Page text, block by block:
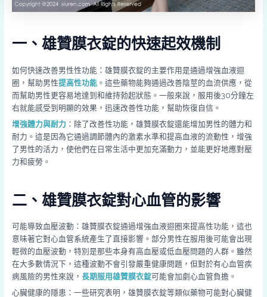
一、雄贊膜衣錠的快速起效機制
如何快速改善男性性功能：雄贊膜衣錠的主要作用是通過增強血液迴
圈，幫助男性提高性功能。這些藥物能夠通過改善陰莖的血流供應，從
而幫助男性更容易地達到和維持勃起狀態。一般來說，服用後30分鐘左
右就能感受到明顯的效果，迅速改善性功能，幫助恢復自信。
增強體力與耐力 ：除了改善性功能，雄贊膜衣錠還能增加男性的體力和
耐力。這是因為它通過調節體內的激素水準和提高血液的流動性，增強
了男性的活力，使他們在日常生活中更加充滿動力，並能更好地應對壓
力和疲勞。
二、雄贊膜衣錠對心血管的影響
可能導致血壓波動：雄贊膜衣錠通過增強血液迴圈來提高性功能，這也
意味著它對心血管系統產生了直接影響。部分男性在服用後可能會出現
輕微的血壓波動，特別是那些本身有高血壓或低血壓問題的人群。雖然
在大多數情況下，這種波動不會引發嚴重健康問題，但對於有心血管疾
病風險的男性來說， 長期服用雄贊膜衣錠可能會加劇心血管負擔。
心臟健康的隱患：一些研究表明，雄贊膜衣錠等類似藥物可能對心臟健